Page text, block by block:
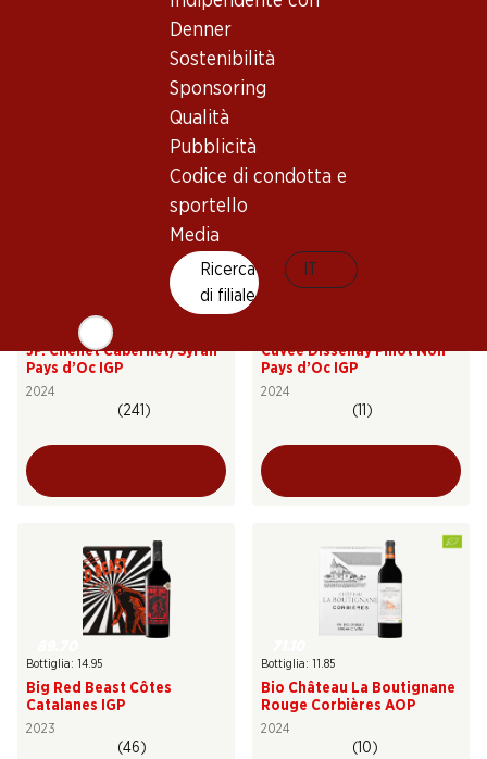
Denner
Sostenibilità
Sponsoring
Qualità
Pubblicità
Codice di condotta e
sportello
Media
Ricerca
di filiale
Château Remaury Grande
Réserve Minervois AOP
IGP
2025
Bottiglia: 6.95
JP. Chenet Cabernet/Syrah
Pays d’Oc IGP
2024
(241)
Cuvée Dissenay Pinot Noir
Pays d’Oc IGP
2024
(11)
Bottiglia: 14.95
Big Red Beast Côtes
Catalanes IGP
2023
(46)
Bottiglia: 11.85
Bio Château La Boutignane
Rouge Corbières AOP
2024
(10)